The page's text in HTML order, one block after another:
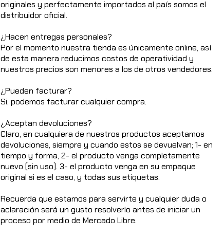
originales y perfectamente importados al país somos el
distribuidor oficial.
¿Hacen entregas personales?
Por el momento nuestra tienda es únicamente online, así
de esta manera reducimos costos de operatividad y
nuestros precios son menores a los de otros vendedores.
¿Pueden facturar?
Si, podemos facturar cualquier compra.
¿Aceptan devoluciones?
Claro, en cualquiera de nuestros productos aceptamos
devoluciones, siempre y cuando estos se devuelvan; 1- en
tiempo y forma, 2- el producto venga completamente
nuevo (sin uso). 3- el producto venga en su empaque
original si es el caso, y todas sus etiquetas.
Recuerda que estamos para servirte y cualquier duda o
aclaración será un gusto resolverlo antes de iniciar un
proceso por medio de Mercado Libre.